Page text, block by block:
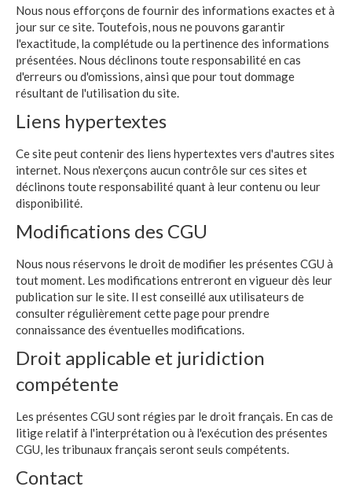
Nous nous efforçons de fournir des informations exactes et à
jour sur ce site. Toutefois, nous ne pouvons garantir
l'exactitude, la complétude ou la pertinence des informations
présentées. Nous déclinons toute responsabilité en cas
d'erreurs ou d'omissions, ainsi que pour tout dommage
résultant de l'utilisation du site.
Liens hypertextes
Ce site peut contenir des liens hypertextes vers d'autres sites
internet. Nous n'exerçons aucun contrôle sur ces sites et
déclinons toute responsabilité quant à leur contenu ou leur
disponibilité.
Modifications des CGU
Nous nous réservons le droit de modifier les présentes CGU à
tout moment. Les modifications entreront en vigueur dès leur
publication sur le site. Il est conseillé aux utilisateurs de
consulter régulièrement cette page pour prendre
connaissance des éventuelles modifications.
Droit applicable et juridiction
compétente
Les présentes CGU sont régies par le droit français. En cas de
litige relatif à l'interprétation ou à l'exécution des présentes
CGU, les tribunaux français seront seuls compétents.
Contact